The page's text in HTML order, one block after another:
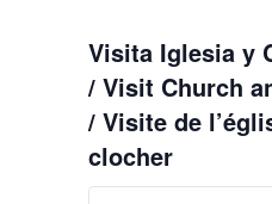
Visita Iglesia y
/ Visit Church
/ Visite de
clocher